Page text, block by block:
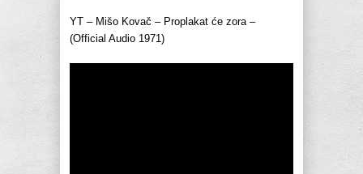
YT – Mišo Kovač – Proplakat će zora –
(Official Audio 1971)